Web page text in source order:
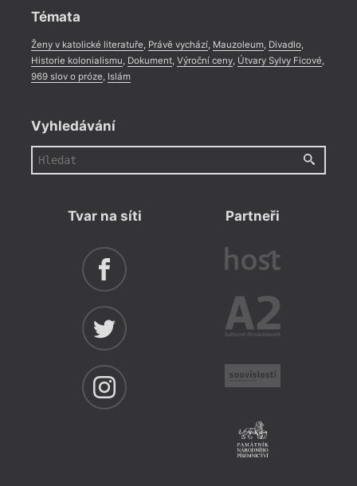
Témata
Ženy v katolické literatuře, Právě vychází, Mauzoleum, Divadlo,
Historie kolonialismu, Dokument, Výroční ceny, Útvary Sylvy Ficové,
969 slov o próze, Islám
Vyhledávání
Tvar na síti Partneři